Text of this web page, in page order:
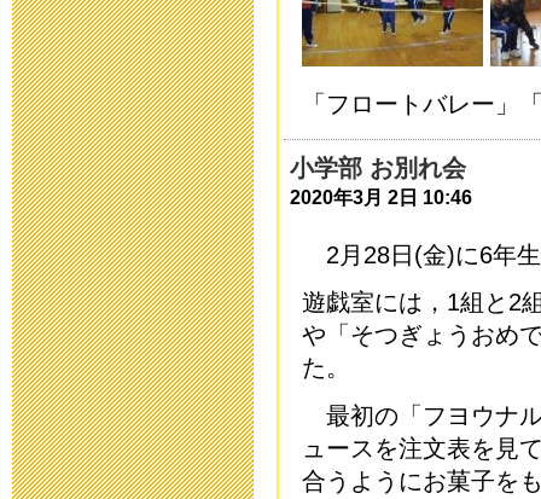
令和４年度
2023年1月19日
令和５年度
2022年12月 1日
9月13日以降
について
2021年9月 9日
二学期当初の
2021年8月26日
「フロートバレー」
小学部 お別れ会
2020年3月 2日 10:46
2月28日(金)に6年
遊戯室には，1組と2
や「そつぎょうおめ
た。
最初の「フヨウナ
ュースを注文表を見
合うようにお菓子を